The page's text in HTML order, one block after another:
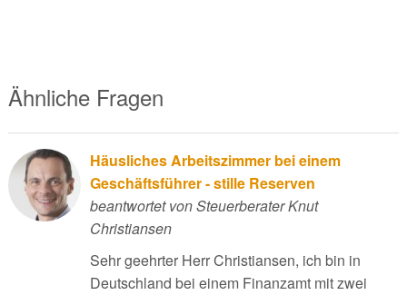
Ähnliche Fragen
Häusliches Arbeitszimmer bei einem
Geschäftsführer - stille Reserven
beantwortet von Steuerberater Knut
Christiansen
Sehr geehrter Herr Christiansen, ich bin in
Deutschland bei einem Finanzamt mit zwei